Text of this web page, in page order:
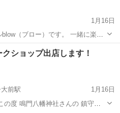
1月16日
ロー）です。 一緒に楽し
（男性の方でも大丈夫です）
ワークショップ 脳トレ
ショップ出店します！
前駅
1月16日